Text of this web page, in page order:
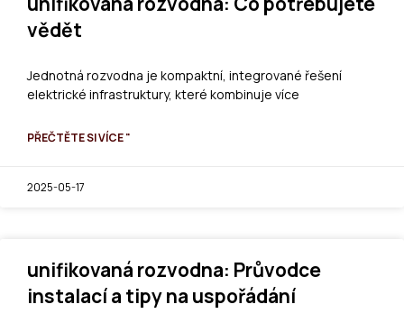
vědět
Jednotná rozvodna je kompaktní, integrované řešení
elektrické infrastruktury, které kombinuje více
PŘEČTĚTE SI VÍCE "
2025-05-17
unifikovaná rozvodna: Průvodce
instalací a tipy na uspořádání